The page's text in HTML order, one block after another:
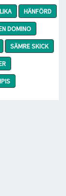
HÄNFÖRD
DOMINO
SÄMRE SKICK